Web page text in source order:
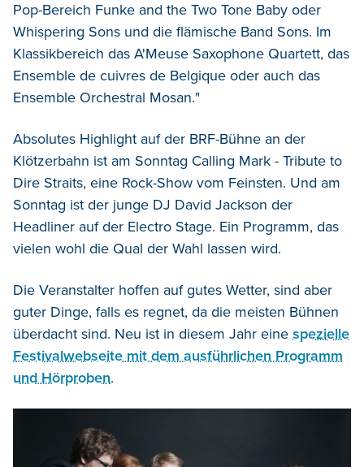
Pop-Bereich Funke and the Two Tone Baby oder
Whispering Sons und die flämische Band Sons. Im
Klassikbereich das A'Meuse Saxophone Quartett, das
Ensemble de cuivres de Belgique oder auch das
Ensemble Orchestral Mosan."
Absolutes Highlight auf der BRF-Bühne an der
Klötzerbahn ist am Sonntag Calling Mark - Tribute to
Dire Straits, eine Rock-Show vom Feinsten. Und am
Sonntag ist der junge DJ David Jackson der
Headliner auf der Electro Stage. Ein Programm, das
vielen wohl die Qual der Wahl lassen wird.
Die Veranstalter hoffen auf gutes Wetter, sind aber
guter Dinge, falls es regnet, da die meisten Bühnen
überdacht sind. Neu ist in diesem Jahr eine spezielle
Festivalwebseite mit dem ausführlichen Programm
und Hörproben.